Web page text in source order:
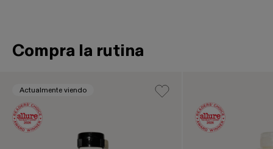
Compra la rutina
Actualmente viendo